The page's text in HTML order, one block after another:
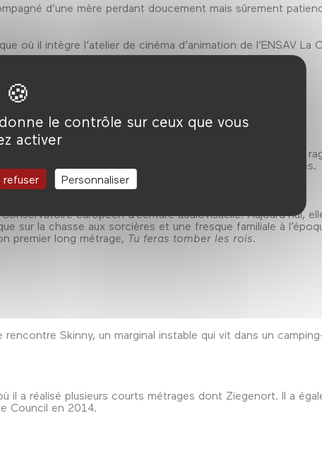
le contrôle sur ceux que vous
activer
refuser Personnaliser
d’une mère perdant doucement mais sûrement
où il intègre l’atelier de cinéma d’animation de l’ENSAV La
chère pour leur famille. Leur tristesse se transforme en
aussi toxique que les algues qui pullulent sur les plages.
européen d’écriture audiovisuelle. Aujourd’hui,
sur la chasse aux sorcières et une fresque familiale à
premier long métrage, Tu feras tomber les rois.
Skinny, un marginal instable qui vit dans un
il a réalisé plusieurs courts métrages dont Ziegenort. Il a
Council en 2014.